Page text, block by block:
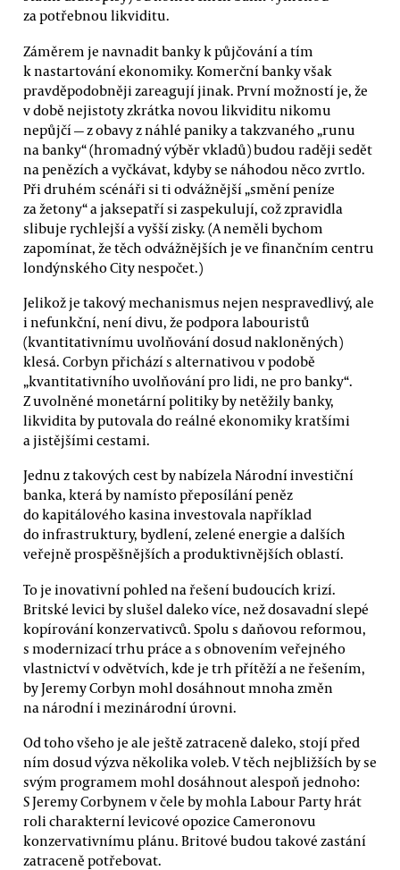
za potřebnou likviditu.
Záměrem je navnadit banky k půjčování a tím
k nastartování ekonomiky. Komerční banky však
pravděpodobněji zareagují jinak. První možností je, že
v době nejistoty zkrátka novou likviditu nikomu
nepůjčí — z obavy z náhlé paniky a takzvaného „runu
na banky“ (hromadný výběr vkladů) budou raději sedět
na penězích a vyčkávat, kdyby se náhodou něco zvrtlo.
Při druhém scénáři si ti odvážnější „smění peníze
za žetony“ a jaksepatří si zaspekulují, což zpravidla
slibuje rychlejší a vyšší zisky. (A neměli bychom
zapomínat, že těch odvážnějších je ve finančním centru
londýnského City nespočet.)
Jelikož je takový mechanismus nejen nespravedlivý, ale
i nefunkční, není divu, že podpora labouristů
(kvantitativnímu uvolňování dosud nakloněných)
klesá. Corbyn přichází s alternativou v podobě
„kvantitativního uvolňování pro lidi, ne pro banky“.
Z uvolněné monetární politiky by netěžily banky,
likvidita by putovala do reálné ekonomiky kratšími
a jistějšími cestami.
Jednu z takových cest by nabízela Národní investiční
banka, která by namísto přeposílání peněz
do kapitálového kasina investovala například
do infrastruktury, bydlení, zelené energie a dalších
veřejně prospěšnějších a produktivnějších oblastí.
To je inovativní pohled na řešení budoucích krizí.
Britské levici by slušel daleko více, než dosavadní slepé
kopírování konzervativců. Spolu s daňovou reformou,
s modernizací trhu práce a s obnovením veřejného
vlastnictví v odvětvích, kde je trh přítěží a ne řešením,
by Jeremy Corbyn mohl dosáhnout mnoha změn
na národní i mezinárodní úrovni.
Od toho všeho je ale ještě zatraceně daleko, stojí před
ním dosud výzva několika voleb. V těch nejbližších by se
svým programem mohl dosáhnout alespoň jednoho:
S Jeremy Corbynem v čele by mohla Labour Party hrát
roli charakterní levicové opozice Cameronovu
konzervativnímu plánu. Britové budou takové zastání
zatraceně potřebovat.